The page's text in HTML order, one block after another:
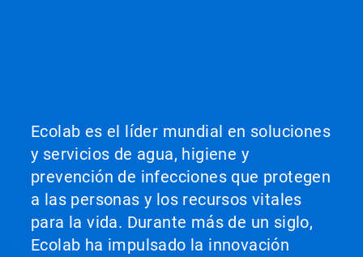
Ecolab es el líder mundial en soluciones
y servicios de agua, higiene y
prevención de infecciones que protegen
a las personas y los recursos vitales
para la vida. Durante más de un siglo,
Ecolab ha impulsado la innovación